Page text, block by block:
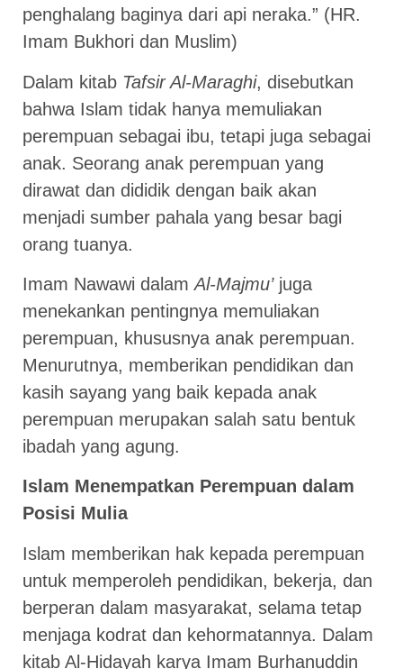
penghalang baginya dari api neraka.” (HR.
Imam Bukhori dan Muslim)
Dalam kitab Tafsir Al-Maraghi, disebutkan
bahwa Islam tidak hanya memuliakan
perempuan sebagai ibu, tetapi juga sebagai
anak. Seorang anak perempuan yang
dirawat dan dididik dengan baik akan
menjadi sumber pahala yang besar bagi
orang tuanya.
Imam Nawawi dalamAl-Majmu’juga
menekankan pentingnya memuliakan
perempuan, khususnya anak perempuan.
Menurutnya, memberikan pendidikan dan
kasih sayang yang baik kepada anak
perempuan merupakan salah satu bentuk
ibadah yang agung.
Islam Menempatkan Perempuan dalam
Posisi Mulia
Islam memberikan hak kepada perempuan
untuk memperoleh pendidikan, bekerja, dan
berperan dalam masyarakat, selama tetap
menjaga kodrat dan kehormatannya. Dalam
kitab Al-Hidayah karya Imam Burhanuddin